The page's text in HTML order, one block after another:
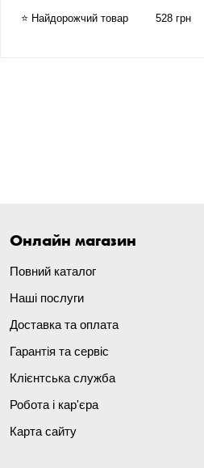
⭐ Найдорожчий товар 528 грн
Онлайн магазин
Повний каталог
Наші послуги
Доставка та оплата
Гарантія та сервіс
Клієнтська служба
Робота і кар'єра
Карта сайту